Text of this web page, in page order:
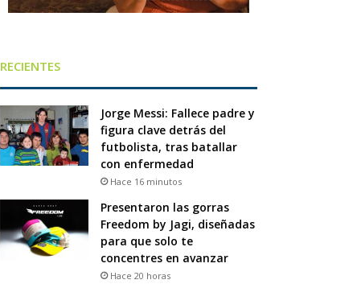
RECIENTES
Jorge Messi: Fallece padre y
figura clave detrás del
futbolista, tras batallar
con enfermedad
Hace 16 minutos
Presentaron las gorras
Freedom by Jagi, diseñadas
para que solo te
concentres en avanzar
Hace 20 horas